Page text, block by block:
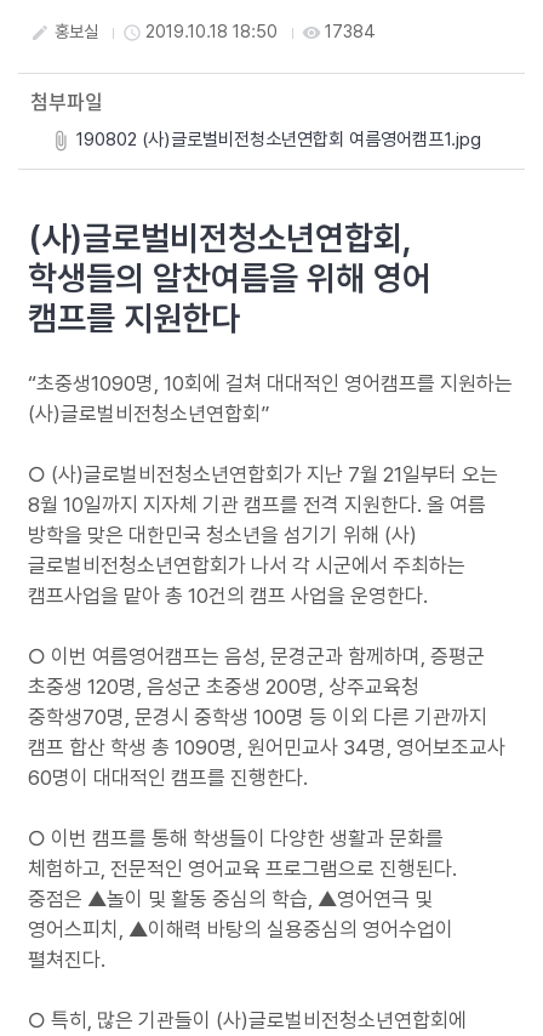
create 홍보실 access_time 2019.10.18 18:50 visibility 17384
첨부파일
190802 (사)글로벌비전청소년연합회 여름영어캠프1.jpg
(사)글로벌비전청소년연합회,
학생들의 알찬여름을 위해 영어
캠프를 지원한다
“초중생1090명, 10회에 걸쳐 대대적인 영어캠프를 지원하는
(사)글로벌비전청소년연합회”
○ (사)글로벌비전청소년연합회가 지난 7월 21일부터 오는
8월 10일까지 지자체 기관 캠프를 전격 지원한다. 올 여름
방학을 맞은 대한민국 청소년을 섬기기 위해 (사)
글로벌비전청소년연합회가 나서 각 시군에서 주최하는
캠프사업을 맡아 총 10건의 캠프 사업을 운영한다.
○ 이번 여름영어캠프는 음성, 문경군과 함께하며, 증평군
초중생 120명, 음성군 초중생 200명, 상주교육청
중학생70명, 문경시 중학생 100명 등 이외 다른 기관까지
캠프 합산 학생 총 1090명, 원어민교사 34명, 영어보조교사
60명이 대대적인 캠프를 진행한다.
○ 이번 캠프를 통해 학생들이 다양한 생활과 문화를
체험하고, 전문적인 영어교육 프로그램으로 진행된다.
중점은 ▲놀이 및 활동 중심의 학습, ▲영어연극 및
영어스피치, ▲이해력 바탕의 실용중심의 영어수업이
펼쳐진다.
○ 특히, 많은 기관들이 (사)글로벌비전청소년연합회에